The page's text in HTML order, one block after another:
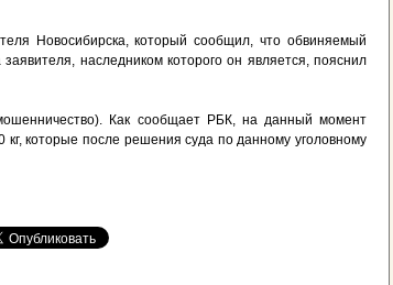
Новосибирска, который сообщил, что обвиняемый
наследником которого он является, пояснил
Как сообщает РБК, на данный момент
которые после решения суда по данному уголовному